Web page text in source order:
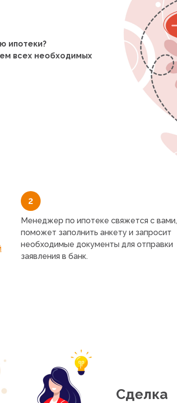
ипотеки?
всех необходимых
2
Менеджер по ипотеке свяжется с вами,
поможет заполнить анкету и запросит
необходимые документы для отправки
заявления в банк.
Сделка